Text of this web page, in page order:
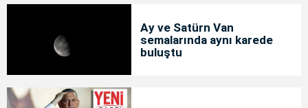
Ay ve Satürn Van
semalarında aynı karede
buluştu